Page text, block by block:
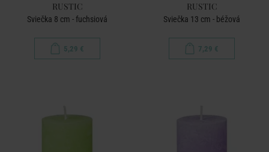
RUSTIC
Sviečka 8 cm - fuchsiová
5,29 €
RUSTIC
Sviečka 13 cm - béžová
7,29 €